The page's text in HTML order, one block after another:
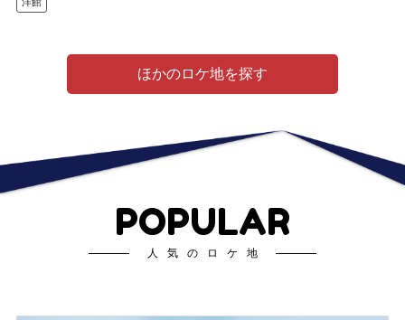
ほかのロケ地を探す
POPULAR
人気のロケ地